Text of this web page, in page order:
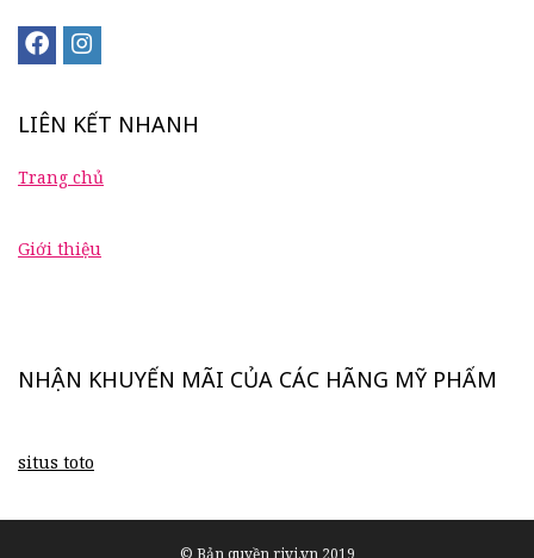
LIÊN KẾT NHANH
Trang chủ
Giới thiệu
NHẬN KHUYẾN MÃI CỦA CÁC HÃNG MỸ PHẨM
situs toto